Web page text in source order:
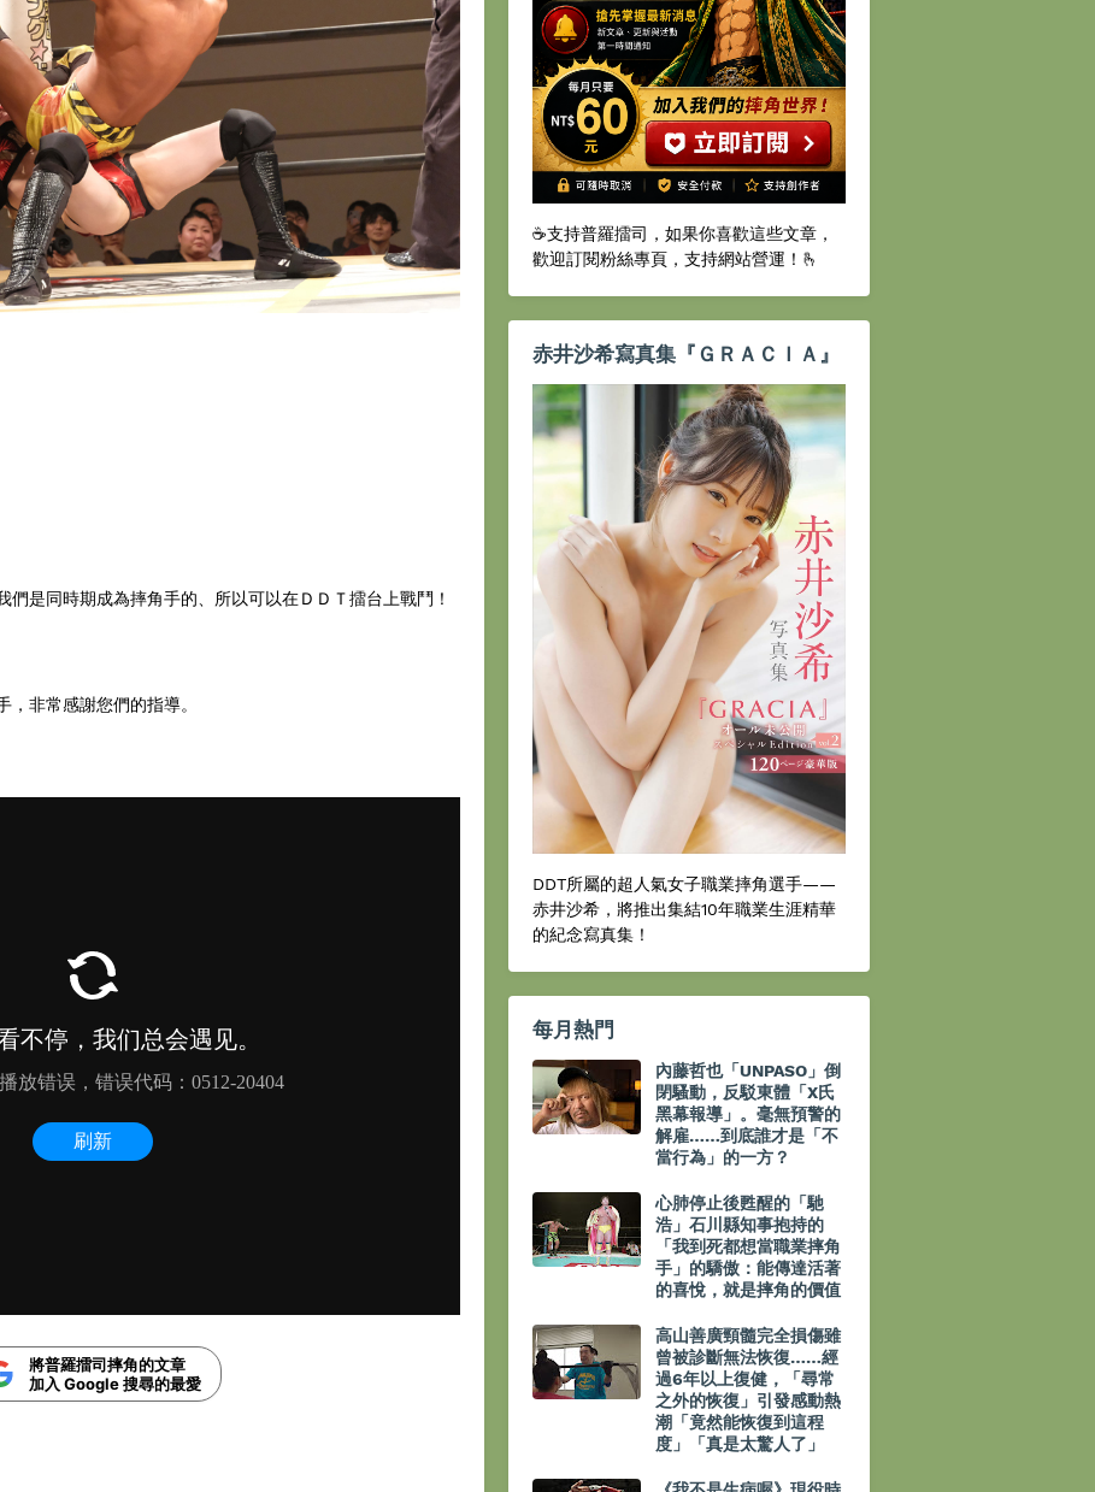
們是同時期成為摔角手的、所以可以在ＤＤＴ擂台上戰鬥！
非常感謝您們的指導。
將普羅擂司摔角的文章
加入 Google 搜尋的最愛
☕️支持普羅擂司，如果你喜歡這些文章，
歡迎訂閱粉絲專頁，支持網站營運！🫰
赤井沙希寫真集『ＧＲＡＣＩＡ』
DDT所屬的超人氣女子職業摔角選手——
赤井沙希，將推出集結10年職業生涯精華
的紀念寫真集！
每月熱門
內藤哲也「UNPASO」倒
閉騷動，反駁東體「X氏
黑幕報導」。毫無預警的
解雇……到底誰才是「不
當行為」的一方？
心肺停止後甦醒的「馳
浩」石川縣知事抱持的
「我到死都想當職業摔角
手」的驕傲：能傳達活著
的喜悅，就是摔角的價值
高山善廣頸髓完全損傷雖
曾被診斷無法恢復……經
過6年以上復健，「尋常
之外的恢復」引發感動熱
潮「竟然能恢復到這程
度」「真是太驚人了」